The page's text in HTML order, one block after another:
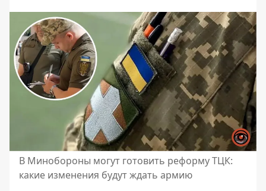
В Минобороны могут готовить реформу ТЦК:
какие изменения будут ждать армию